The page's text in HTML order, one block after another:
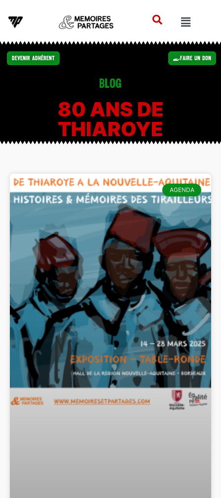
Devenir Adhérent Faire un Don
Blog
80 ANS DE
THIAROYE
AGENDA